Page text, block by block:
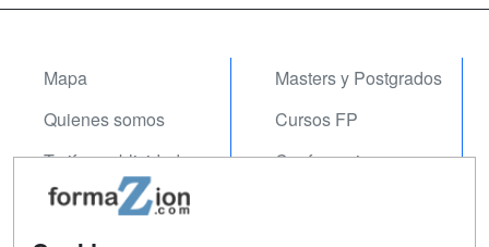
Mapa
Quienes somos
Tarifas publicidad
Acceso Usuarios
Masters y Postgrados
Cursos FP
Conferencias